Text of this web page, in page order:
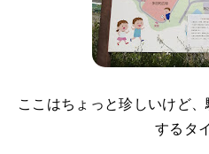
ここはちょっと珍しいけど
するタ